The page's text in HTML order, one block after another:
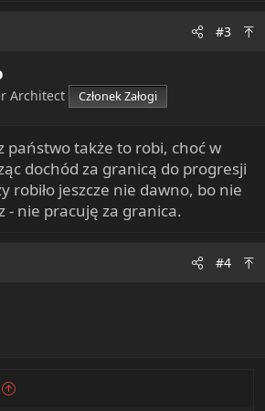
#3
Architect Członek Załogi
państwo także to robi, choć w
dochód za granicą do progresji
robiło jeszcze nie dawno, bo nie
- nie pracuję za granica.
#4